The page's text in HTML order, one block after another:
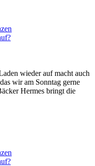
wieder auf macht auch
wir am Sonntag gerne
Hermes bringt die